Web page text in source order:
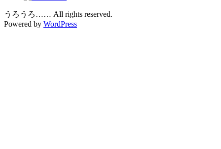
うろうろ…… All rights reserved.
Powered by WordPress